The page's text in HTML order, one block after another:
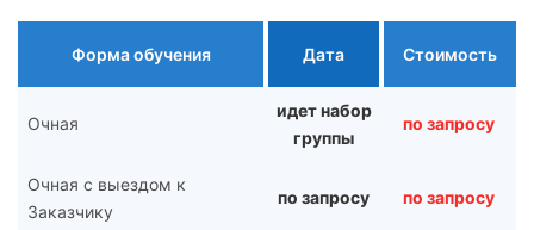
Форма обучения Дата Стоимость
Очная
идет набор
группы
по запросу
Очная с выездом к
Заказчику
по запросу по запросу